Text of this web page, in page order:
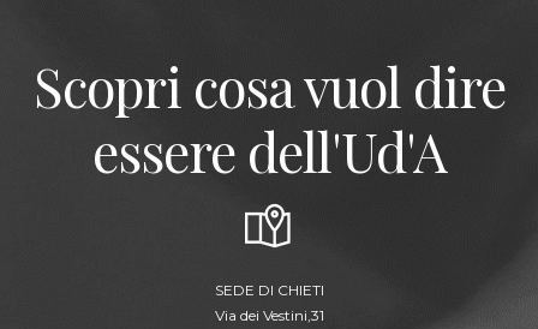
Scopri cosa vuol dire
essere dell'Ud'A
SEDE DI CHIETI
Via dei Vestini,31